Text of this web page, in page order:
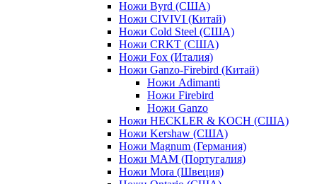
Ножи Byrd (США)
Ножи CIVIVI (Китай)
Ножи Cold Steel (США)
Ножи CRKT (США)
Ножи Fox (Италия)
Ножи Ganzo-Firebird (Китай)
Ножи Adimanti
Ножи Firebird
Ножи Ganzo
Ножи HECKLER & KOCH (США)
Ножи Kershaw (США)
Ножи Magnum (Германия)
Ножи MAM (Португалия)
Ножи Mora (Швеция)